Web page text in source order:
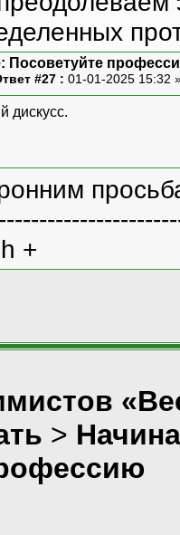
Посоветуйте
#27 : 01-01-2025 15:32
дискусс.
+
>